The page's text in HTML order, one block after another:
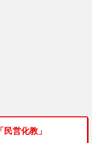
営化教」